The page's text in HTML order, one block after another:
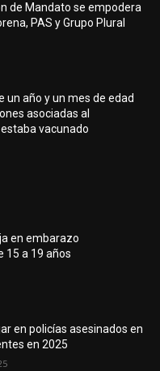
de Mandato se empodera
PAS y Grupo Plural
un año y un mes de edad
asociadas al
vacunado
en embarazo
15 a 19 años
en policías asesinados en
en 2025